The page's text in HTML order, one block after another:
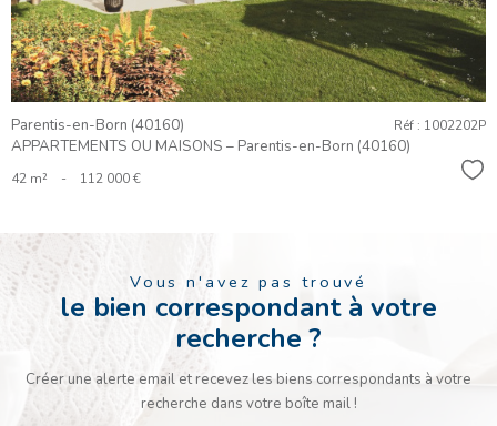
Parentis-en-Born (40160)
APPARTEMENTS OU MAISONS – Parentis-en-Born (40160)
Réf : 1002202P
42 m² - 112 000 €
Vous n'avez pas trouvé
le bien correspondant à votre
recherche ?
Créer une alerte email et recevez les biens correspondants à votre
recherche dans votre boîte mail !